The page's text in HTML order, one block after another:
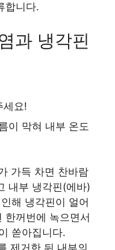
합니다.
과 냉각핀
세요!
이 막혀 내부 온도
가득 차면 찬바람
내부 냉각핀(에바)
해 냉각핀이 얼어
한꺼번에 녹으면서
쏟아집니다.
제거한 뒤 내부의